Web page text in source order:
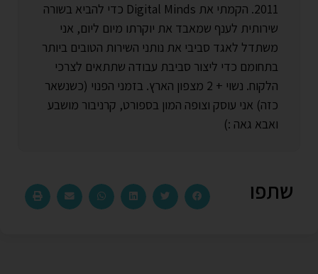
2011. הקמתי את Digital Minds כדי להביא בשורה
שירותית לענף שמאבד את יוקרתו מיום ליום, אני
משתדל לאגד סביבי את נותני השירות הטובים ביותר
בתחומם כדי ליצור סביבת עבודה שתתאים לצרכי
הלקוח. נשוי + 2 מצפון הארץ. בזמני הפנוי (כשנשאר
כזה) אני עוסק וצופה המון בספורט, קרניבור מושבע
ואבא גאה :)
שתפו